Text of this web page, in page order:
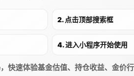
2. 点击顶部搜索框
4. 进入小程序开始使用
快速体验基金估值、持仓收益、金价